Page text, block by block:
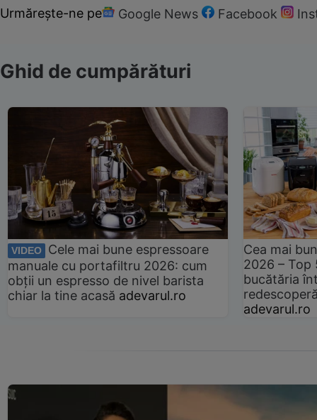
Urmărește-ne pe Google News Facebook
Ghid de cumpărături
VIDEO
Cele mai bune espressoare
manuale cu portafiltru 2026: cum
obții un espresso de nivel barista
chiar la tine acasă adevarul.ro
Cea mai
2026 –
bucătăria
adevarul.ro